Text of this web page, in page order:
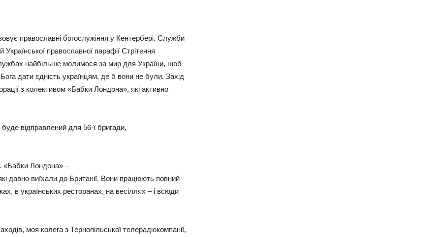
православні богослужіння у Кентербері. Служби
православної парафії Стрітення
найбільше молимося за мир для України, щоб
дати єдність українцям, де б вони не були. Захід
з колективом «Бабки Лондона», які активно
буде відправлений для 56‑ї бригади,
«Бабки Лондона» –
давно виїхали до Британії. Вони працюють повний
в українських ресторанах, на весіллях – і всюди
моя колега з Тернопільської телерадіокомпанії,